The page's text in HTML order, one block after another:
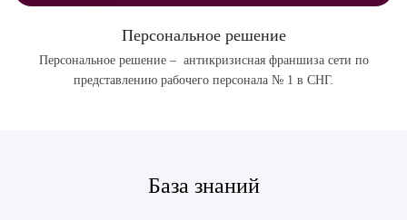
Персональное решение
Персональное решение – антикризисная франшиза сети по
представлению рабочего персонала № 1 в СНГ.
База знаний